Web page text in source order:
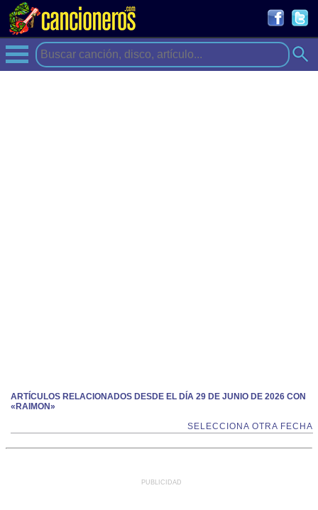
ARTÍCULOS RELACIONADOS DESDE EL DÍA 29 DE JUNIO DE 2026 CON
«RAIMON»
SELECCIONA OTRA FECHA
PUBLICIDAD